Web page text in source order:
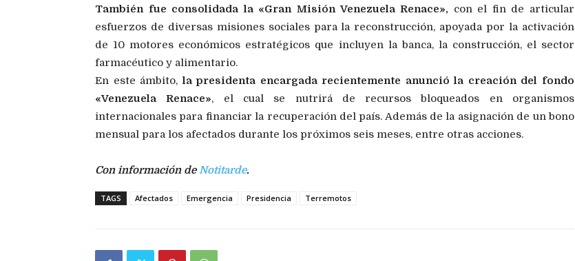
También fue consolidada la «Gran Misión Venezuela Renace», con el fin de articular
esfuerzos de diversas misiones sociales para la reconstrucción, apoyada por la activación
de 10 motores económicos estratégicos que incluyen la banca, la construcción, el sector
farmacéutico y alimentario.
En este ámbito,la presidenta encargada recientemente anunció la creación del fondo
«Venezuela Renace», el cual se nutrirá de recursos bloqueados en organismos
internacionales para financiar la recuperación del país. Además de la asignación de un bono
mensual para los afectados durante los próximos seis meses, entre otras acciones.
Con información deNotitarde.
TAGS Afectados Emergencia Presidencia Terremotos